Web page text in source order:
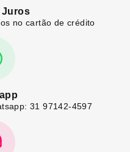
Juros
no cartão de crédito
31 97142-4597